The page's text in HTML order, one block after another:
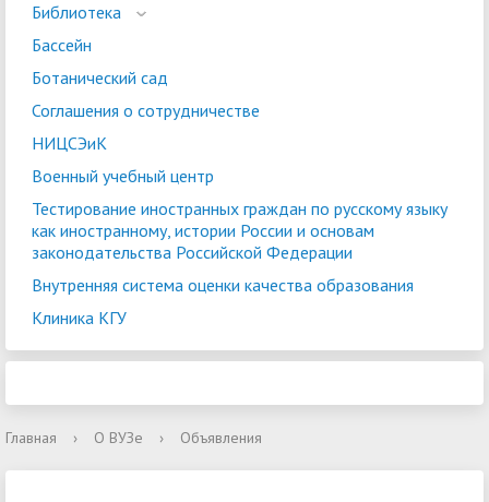
Библиотека
Бассейн
Ботанический сад
Соглашения о сотрудничестве
НИЦСЭиК
Военный учебный центр
Тестирование иностранных граждан по русскому языку
как иностранному, истории России и основам
законодательства Российской Федерации
Внутренняя система оценки качества образования
Клиника КГУ
Главная › О ВУЗе › Объявления